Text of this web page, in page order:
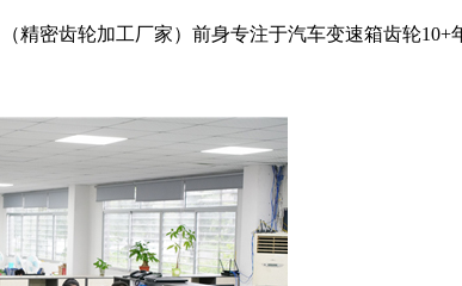
精密齿轮加工厂家）前身专注于汽车变速箱齿轮